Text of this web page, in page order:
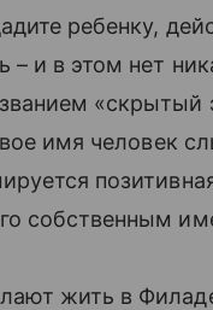
ребенку,
и в этом нет
имя человек
собственным
жить в